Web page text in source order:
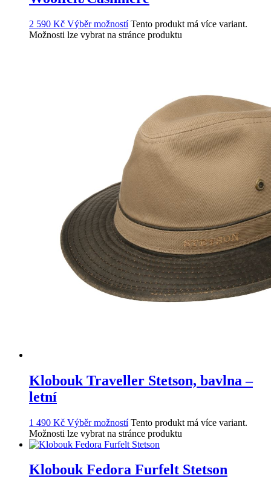
2 590 Kč Výběr možností Tento produkt má více variant.
Možnosti lze vybrat na stránce produktu
Klobouk Traveller Stetson, bavlna –
letní
1 490 Kč Výběr možností Tento produkt má více variant.
Možnosti lze vybrat na stránce produktu
Klobouk Fedora Furfelt Stetson